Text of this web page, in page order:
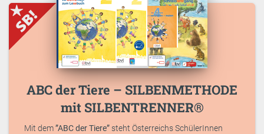
ABC der Tiere – SILBENMETHODE
mit SILBENTRENNER®
Mit dem”ABC der Tiere”steht Österreichs SchülerInnen